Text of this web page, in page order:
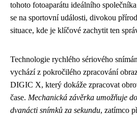
tohoto fotoaparátu ideálního
se na sportovní události, divokou
situace, kde je klíčové zachytit ten
Technologie rychlého sériového
vychází z pokročilého zpracování
DIGIC X, který dokáže zpracovat
čase. Mechanická závěrka umožňuje
dvanácti snímků za sekundu, zatímco